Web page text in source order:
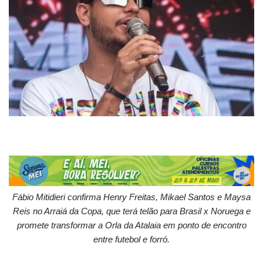
Fábio Mitidieri confirma Henry Freitas, Mikael Santos e Maysa
Reis no Arraiá da Copa, que terá telão para Brasil x Noruega e
promete transformar a Orla da Atalaia em ponto de encontro
entre futebol e forró.